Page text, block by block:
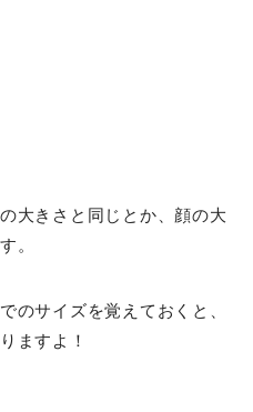
大きさと同じとか、顔の大
。
のサイズを覚えておくと、
ますよ！